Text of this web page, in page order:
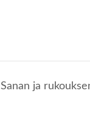
Sanan ja